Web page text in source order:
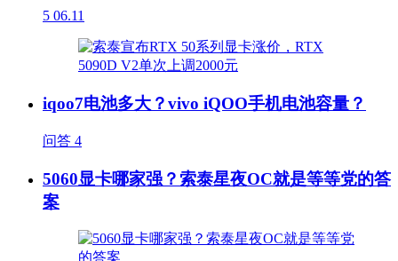
5 06.11
iqoo7电池多大？vivo iQOO手机电池容量？
问答 4
5060显卡哪家强？索泰星夜OC就是等等党的答
案